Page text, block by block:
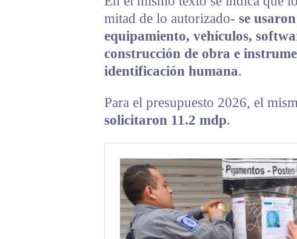
mitad de lo autorizado- se
equipamiento, vehículos,
construcción de obra e
identificación humana.
Para el presupuesto 2026, el
solicitaron 11.2 mdp.